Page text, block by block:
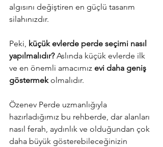
algısını değiştiren en güçlü tasarım
silahınızdır.
Peki, küçük evlerde perde seçimi nasıl
yapılmalıdır? Aslında küçük evlerde ilk
ve en önemli amacımız evi daha geniş
göstermek olmalıdır.
Özenev Perde uzmanlığıyla
hazırladığımız bu rehberde, dar alanları
nasıl ferah, aydınlık ve olduğundan çok
daha büyük gösterebileceğinizin